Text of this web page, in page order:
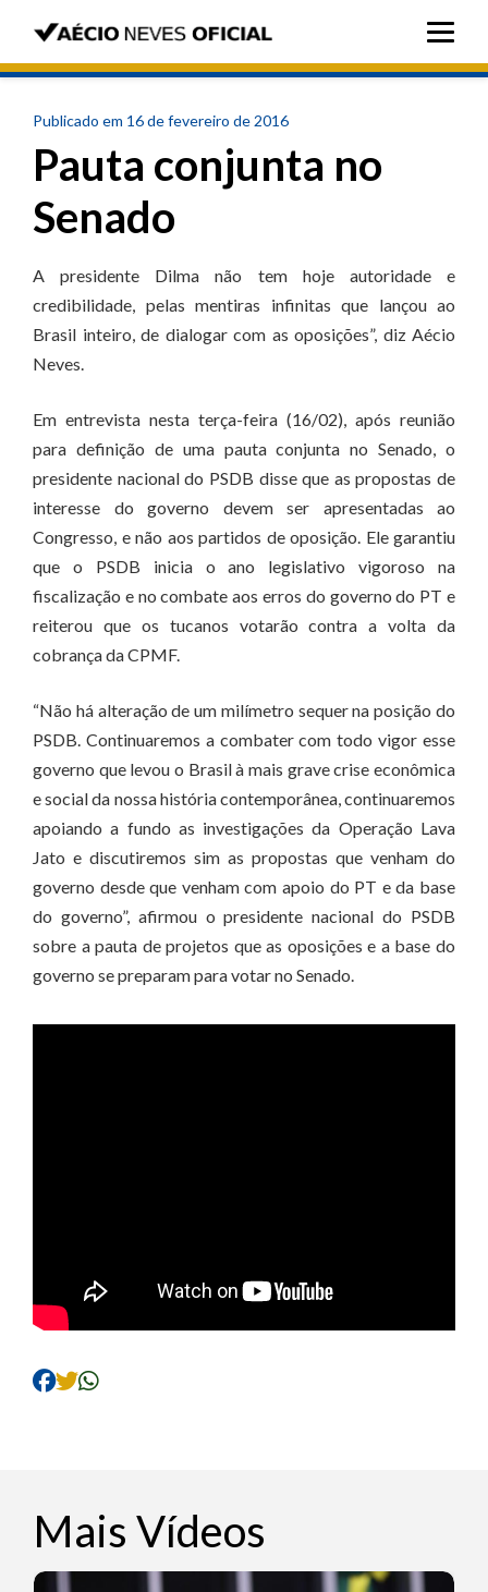
Publicado em 16 de fevereiro de 2016
Pauta conjunta no
Senado
A presidente Dilma não tem hoje autoridade e
credibilidade, pelas mentiras infinitas que lançou ao
Brasil inteiro, de dialogar com as oposições”, diz Aécio
Neves.
Em entrevista nesta terça-feira (16/02), após reunião
para definição de uma pauta conjunta no Senado, o
presidente nacional do PSDB disse que as propostas de
interesse do governo devem ser apresentadas ao
Congresso, e não aos partidos de oposição. Ele garantiu
que o PSDB inicia o ano legislativo vigoroso na
fiscalização e no combate aos erros do governo do PT e
reiterou que os tucanos votarão contra a volta da
cobrança da CPMF.
“Não há alteração de um milímetro sequer na posição do
PSDB. Continuaremos a combater com todo vigor esse
governo que levou o Brasil à mais grave crise econômica
e social da nossa história contemporânea, continuaremos
apoiando a fundo as investigações da Operação Lava
Jato e discutiremos sim as propostas que venham do
governo desde que venham com apoio do PT e da base
do governo”, afirmou o presidente nacional do PSDB
sobre a pauta de projetos que as oposições e a base do
governo se preparam para votar no Senado.
Mais Vídeos